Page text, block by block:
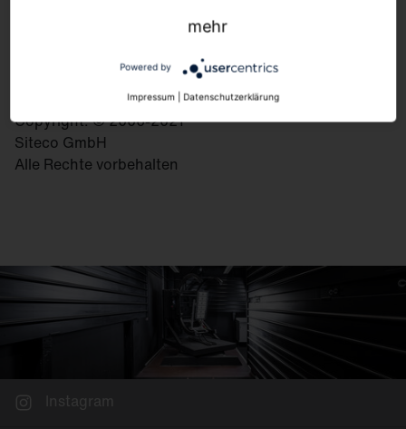
Copyright: © 2006-2021
Siteco GmbH
Alle Rechte vorbehalten
Instagram
mehr
Powered by
Impressum | Datenschutzerklärung